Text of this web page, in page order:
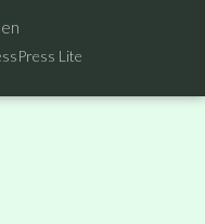
Lite